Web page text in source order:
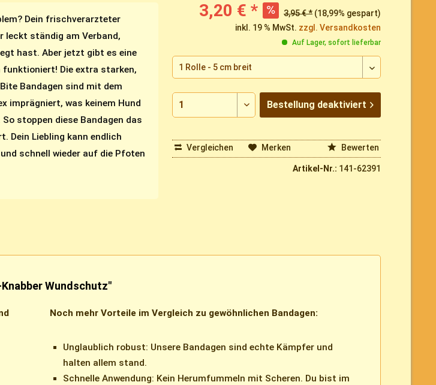
Dein frischverarzteter
leckt ständig am Verband,
hast. Aber jetzt gibt es eine
funktioniert! Die extra starken,
Bandagen sind mit dem
imprägniert, was keinem Hund
stoppen diese Bandagen das
Dein Liebling kann endlich
schnell wieder auf die Pfoten
3,20 € * 3,95 € * (18,99% gespart)
inkl. 19 % MwSt. zzgl. Versandkosten
Auf Lager, sofort lieferbar
Bestellung deaktiviert
Vergleichen Merken Bewerten
Artikel-Nr.: 141-62391
Wundschutz"
Noch mehr Vorteile im Vergleich zu gewöhnlichen Bandagen:
Unglaublich robust: Unsere Bandagen sind echte Kämpfer und
halten allem stand.
Schnelle Anwendung: Kein Herumfummeln mit Scheren. Du bist im